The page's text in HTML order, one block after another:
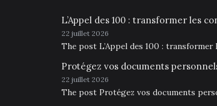
L’Appel des 100 : transformer les
22 juillet 2026
The post L’Appel des 100 :
Protégez vos documents
22 juillet 2026
The post Protégez vos documents